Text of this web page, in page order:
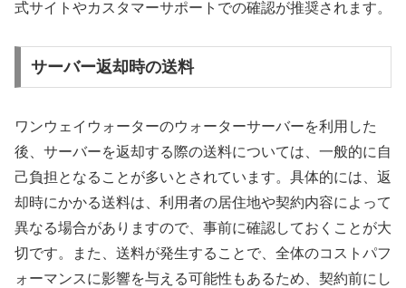
式サイトやカスタマーサポートでの確認が推奨されます。
サーバー返却時の送料
ワンウェイウォーターのウォーターサーバーを利用した
後、サーバーを返却する際の送料については、一般的に自
己負担となることが多いとされています。具体的には、返
却時にかかる送料は、利用者の居住地や契約内容によって
異なる場合がありますので、事前に確認しておくことが大
切です。また、送料が発生することで、全体のコストパフ
ォーマンスに影響を与える可能性もあるため、契約前にし